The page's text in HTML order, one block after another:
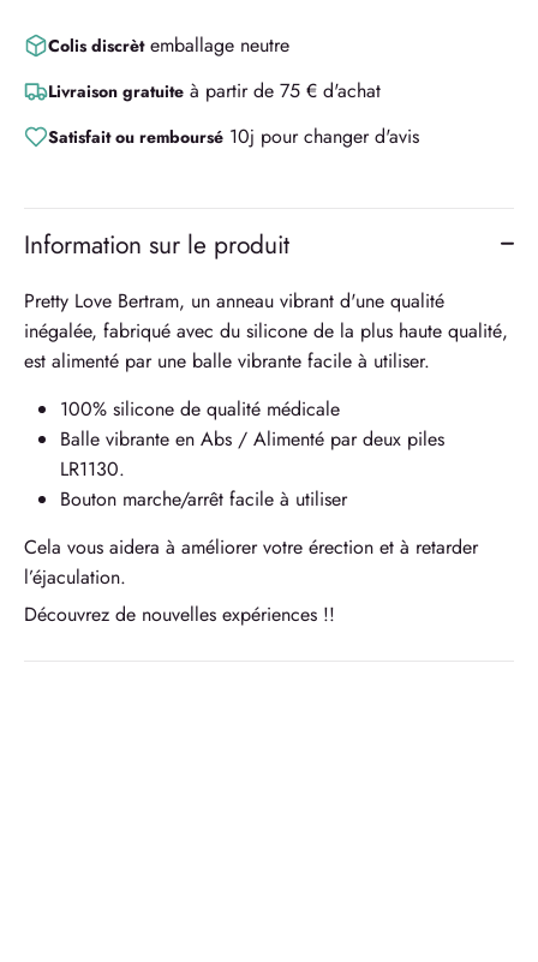
Colis discrètemballage neutre
Livraison gratuite à partir de 75 € d'achat
Satisfait ou remboursé 10j pour changer d'avis
Information sur le produit
Pretty Love Bertram, un anneau vibrant d'une qualité
inégalée, fabriqué avec du silicone de la plus haute qualité,
est alimenté par une balle vibrante facile à utiliser.
100% silicone de qualité médicale
Balle vibrante en Abs / Alimenté par deux piles
LR1130.
Bouton marche/arrêt facile à utiliser
Cela vous aidera à améliorer votre érection et à retarder
l’éjaculation.
Découvrez de nouvelles expériences !!